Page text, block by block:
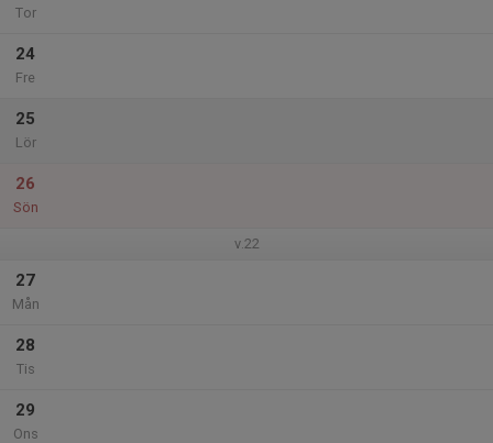
Tor
24
Fre
25
Lör
26
Sön
v.22
27
Mån
28
Tis
29
Ons